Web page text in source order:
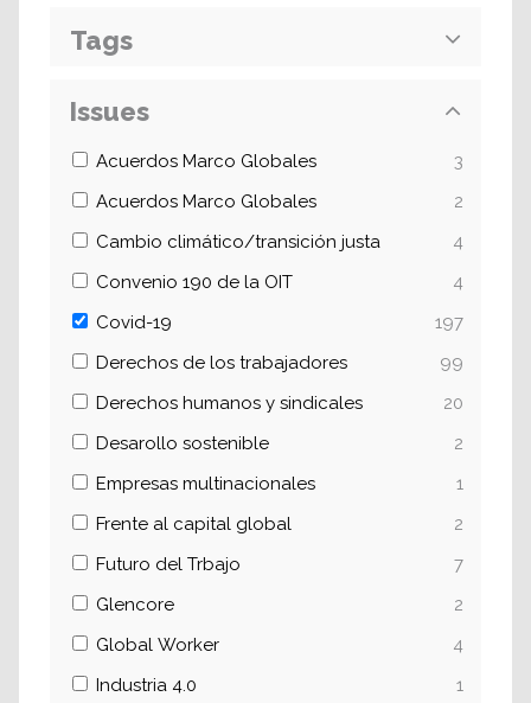
Tags
Issues
Acuerdos Marco Globales
3
Acuerdos Marco Globales
2
Cambio climático/transición justa
4
Convenio 190 de la OIT
4
Covid-19
197
Derechos de los trabajadores
99
Derechos humanos y sindicales
20
Desarollo sostenible
2
Empresas multinacionales
1
Frente al capital global
2
Futuro del Trbajo
7
Glencore
2
Global Worker
4
Industria 4.0
1